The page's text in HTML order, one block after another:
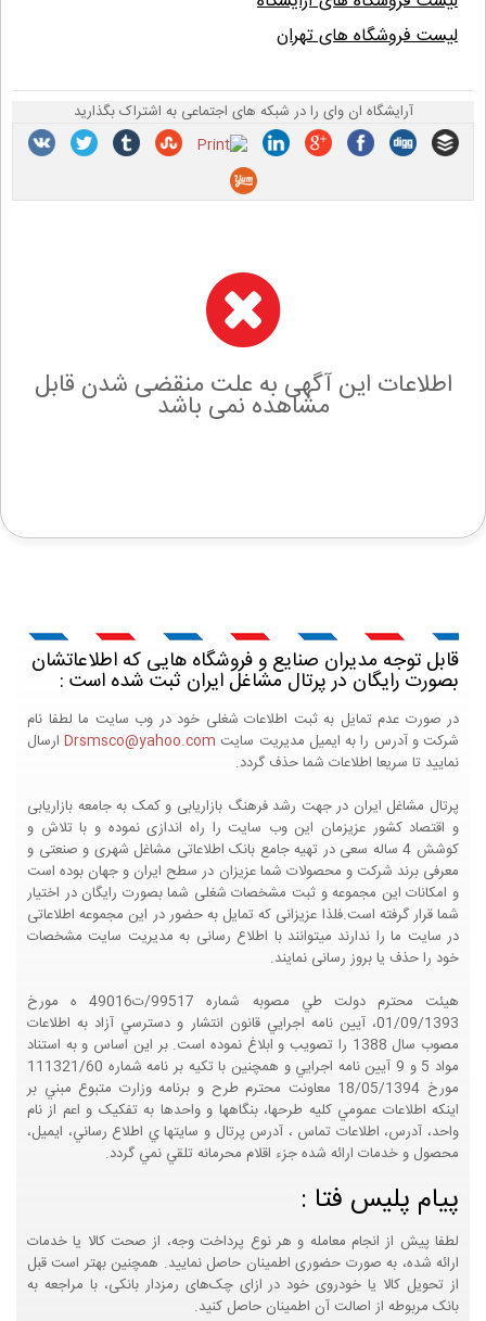
لیست فروشگاه های تهران
آرایشگاه ان وای را در شبکه های اجتماعی به اشتراک بگذارید
اطلاعات این آگهی به علت منقضی شدن قابل
مشاهده نمی باشد
قابل توجه مدیران صنایع و فروشگاه هایی که اطلاعاتشان
بصورت رایگان در پرتال مشاغل ایران ثبت شده است :
در صورت عدم تمایل به ثبت اطلاعات شغلی خود در وب سایت ما لطفا نام
شرکت و آدرس را به ایمیل مدیریت سایت Drsmsco@yahoo.comارسال
نمایید تا سریعا اطلاعات شما حذف گردد.
پرتال مشاغل ایران در جهت رشد فرهنگ بازاریابی و کمک به جامعه بازاریابی
و اقتصاد کشور عزیزمان این وب سایت را راه اندازی نموده و با تلاش و
کوشش 4 ساله سعی در تهیه جامع بانک اطلاعاتی مشاغل شهری و صنعتی و
معرفی برند شرکت و محصولات شما عزیزان در سطح ایران و جهان بوده است
و امکانات این مجموعه و ثبت مشخصات شغلی شما بصورت رایگان در اختیار
شما قرار گرفته است.فلذا عزیزانی که تمایل به حضور در این مجموعه اطلاعاتی
در سایت ما را ندارند میتوانند با اطلاع رسانی به مدیریت سایت مشخصات
خود را حذف یا بروز رسانی نمایند.
هيئت محترم دولت طي مصوبه شماره 99517/ت49016 ه مورخ
01/09/1393، آيين نامه اجرايي قانون انتشار و دسترسي آزاد به اطلاعات
مصوب سال 1388 را تصويب و ابلاغ نموده است. بر اين اساس و به استناد
مواد 5 و 9 آيين نامه اجرايي و همچنين با تکيه بر نامه شماره 111321/60
مورخ 18/05/1394 معاونت محترم طرح و برنامه وزارت متبوع مبني بر
اينکه اطلاعات عمومي کليه طرحها، بنگاهها و واحدها به تفکيک و اعم از نام
واحد، آدرس، اطلاعات تماس ، آدرس پرتال و سايتها ي اطلاع رساني، ايميل،
محصول و خدمات ارائه شده جزء اقلام محرمانه تلقي نمي گردد.
پیام پلیس فتا :
لطفا پیش از انجام معامله و هر نوع پرداخت وجه، از صحت کالا یا خدمات
ارائه شده، به صورت حضوری اطمینان حاصل نمایید. همچنین بهتر است قبل
از تحویل کالا یا خودروی خود در ازای چک‌های رمزدار بانکی، با مراجعه به
بانک مربوطه از اصالت آن اطمینان حاصل کنید.